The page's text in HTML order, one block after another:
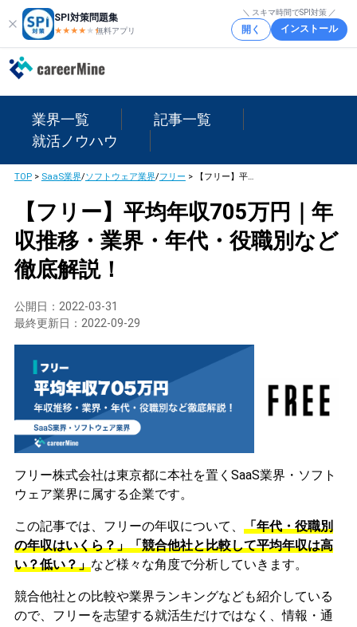
SPI対策問題集
★★★★ ★★
無料アプリ
＼ スキマ時間でSPI対策 ／
開く インストール
業界一覧
記事一覧
就活ノウハウ
TOP> SaaS業界/ソフトウェア業界/フリー > 【フリー】平均年収705万円｜年収推移・業界・年代・役職別など徹底解説！
【フリー】平均年収705万円｜年
収推移・業界・年代・役職別など
徹底解説！
公開日： 2022-03-31
最終更新日： 2022-09-29
フリー株式会社は東京都に本社を置くSaaS業界・ソフト
ウェア業界に属する企業です。
この記事では、フリーの年収について、 「年代・役職別
の年収はいくら？」「競合他社と比較して平均年収は高
い？低い？」など様々な角度で分析していきます。
競合他社との比較や業界ランキングなども紹介している
ので、フリーを志望する就活生だけではなく、情報・通